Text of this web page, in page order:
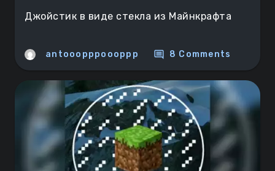
Джойстик в виде стекла из Майнкрафта
antooopppoooppp comment 8 Comments